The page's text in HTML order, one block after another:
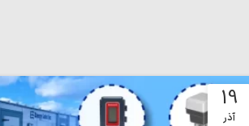
19
آذر